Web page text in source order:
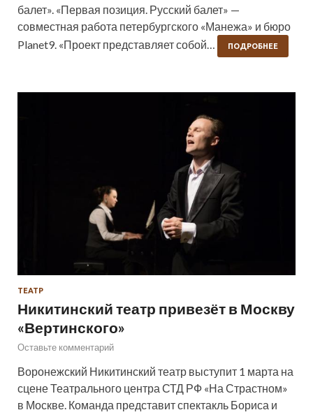
балет». «Первая позиция. Русский балет» —
совместная работа петербургского «Манежа» и бюро
Planet9. «Проект представляет собой…
ПОДРОБНЕЕ
ТЕАТР
Никитинский театр привезёт в Москву
«Вертинского»
Оставьте комментарий
Воронежский Никитинский театр выступит 1 марта на
сцене Театрального центра СТД РФ «На Страстном»
в Москве. Команда представит спектакль Бориса и